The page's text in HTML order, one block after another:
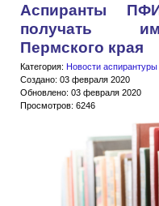
Аспиранты
получать
Пермского края
Категория: Новости аспирантуры
Создано: 03 февраля 2020
Обновлено: 03 февраля 2020
Просмотров: 6246